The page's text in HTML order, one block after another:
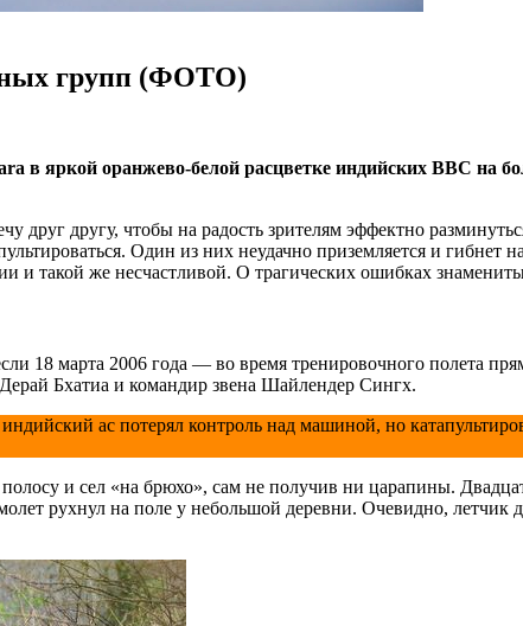
групп (ФОТО)
в яркой оранжево-белой расцветке индийских ВВС на
друг другу, чтобы на радость зрителям эффектно
Один из них неудачно приземляется и гибнет
и такой же несчастливой. О трагических ошибках
18 марта 2006 года — во время тренировочного полета
Бхатиа и командир звена Шайлендер Сингх.
ас потерял контроль над машиной, но
и сел «на брюхо», сам не получив ни царапины.
рухнул на поле у небольшой деревни. Очевидно,